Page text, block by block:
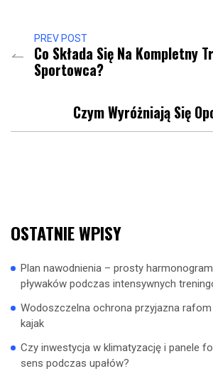
PREV POST
Co Składa Się Na Kompletny
Sportowca?
Czym Wyróżniają Się
OSTATNIE WPISY
Plan nawodnienia – prosty
pływaków podczas intensywnych
Wodoszczelna ochrona przyjazna
kajak
Czy inwestycja w klimatyzację i panele
sens podczas upałów?